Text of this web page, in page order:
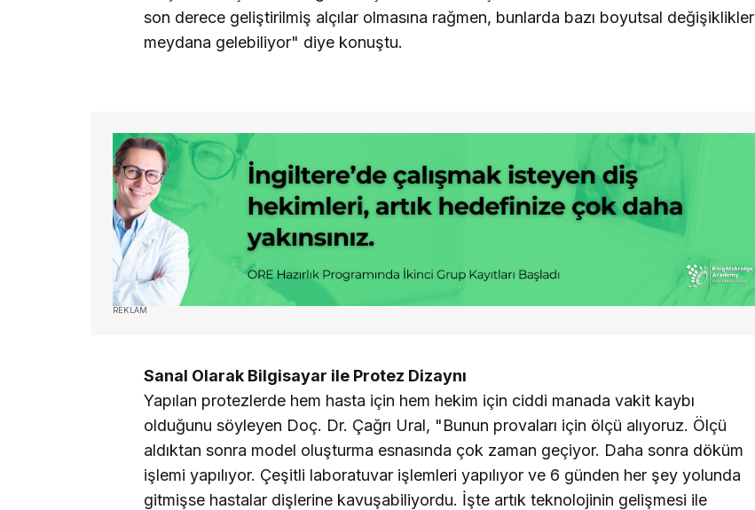
son derece geliştirilmiş alçılar olmasına rağmen, bunlarda bazı boyutsal değişiklikler
meydana gelebiliyor" diye konuştu.
REKLAM
Sanal Olarak Bilgisayar ile Protez Dizaynı
Yapılan protezlerde hem hasta için hem hekim için ciddi manada vakit kaybı
olduğunu söyleyen Doç. Dr. Çağrı Ural, "Bunun provaları için ölçü alıyoruz. Ölçü
aldıktan sonra model oluşturma esnasında çok zaman geçiyor. Daha sonra döküm
işlemi yapılıyor. Çeşitli laboratuvar işlemleri yapılıyor ve 6 günden her şey yolunda
gitmişse hastalar dişlerine kavuşabiliyordu. İşte artık teknolojinin gelişmesi ile